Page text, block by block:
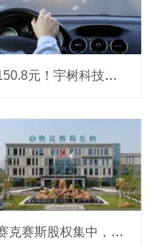
150.8元！宇树科技，IPO发行价定了
赛克赛斯股权集中，前番冲刺曾受警示，经销为主营收波动